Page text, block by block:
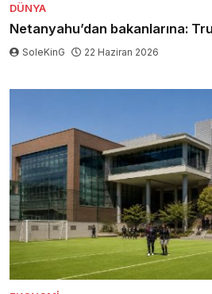
DÜNYA
Netanyahu’dan bakanlarına:
SoleKinG 22 Haziran 2026